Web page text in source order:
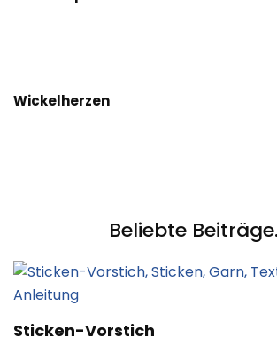
Wickelherzen
Beliebte
Sticken-Vorstich